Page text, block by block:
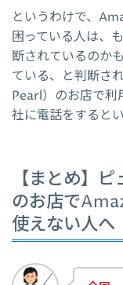
というわけで、
困っている人は、
断されているのか
ている、と判断さ
Pearl）のお店で
社に電話をすると
【まとめ】
のお店で
使えない人へ